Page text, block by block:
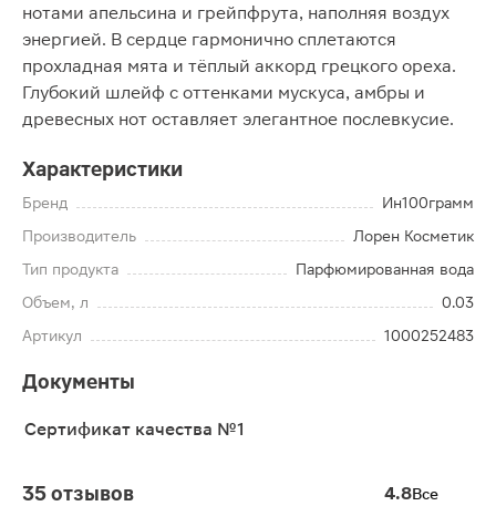
нотами апельсина и грейпфрута, наполняя воздух
энергией. В сердце гармонично сплетаются
прохладная мята и тёплый аккорд грецкого ореха.
Глубокий шлейф с оттенками мускуса, амбры и
древесных нот оставляет элегантное послевкусие.
Характеристики
Бренд
Ин100грамм
Производитель
Лорен Косметик
Тип продукта
Парфюмированная вода
Объем, л
0.03
Артикул
1000252483
Документы
Сертификат качества №1
35 отзывов 4.8Все